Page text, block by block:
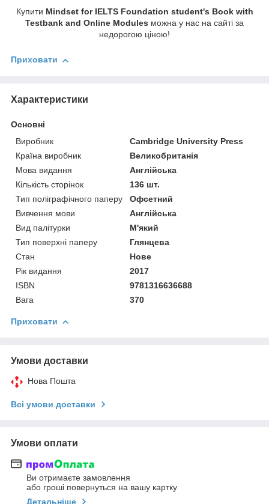
Купити Mindset for IELTS Foundation student's Book with
Testbank and Online Modules можна у нас на сайті за
недорогою ціною!
Приховати
Характеристики
Основні
Виробник
Cambridge University Press
Країна виробник
Великобританія
Мова видання
Англійська
Кількість сторінок
136 шт.
Тип поліграфічного паперу
Офсетний
Вивчення мови
Англійська
Вид палітурки
М'який
Тип поверхні паперу
Глянцева
Стан
Нове
Рік видання
2017
ISBN
9781316636688
Вага
370
Приховати
Умови доставки
Нова Пошта
Всі умови доставки
Умови оплати
Ви отримаєте замовлення
або гроші повернуться на вашу картку
Детальніше